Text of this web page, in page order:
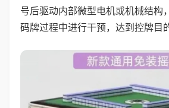
号后驱动内部微型电机或机械结构
码牌过程中进行干预，达到控牌目的